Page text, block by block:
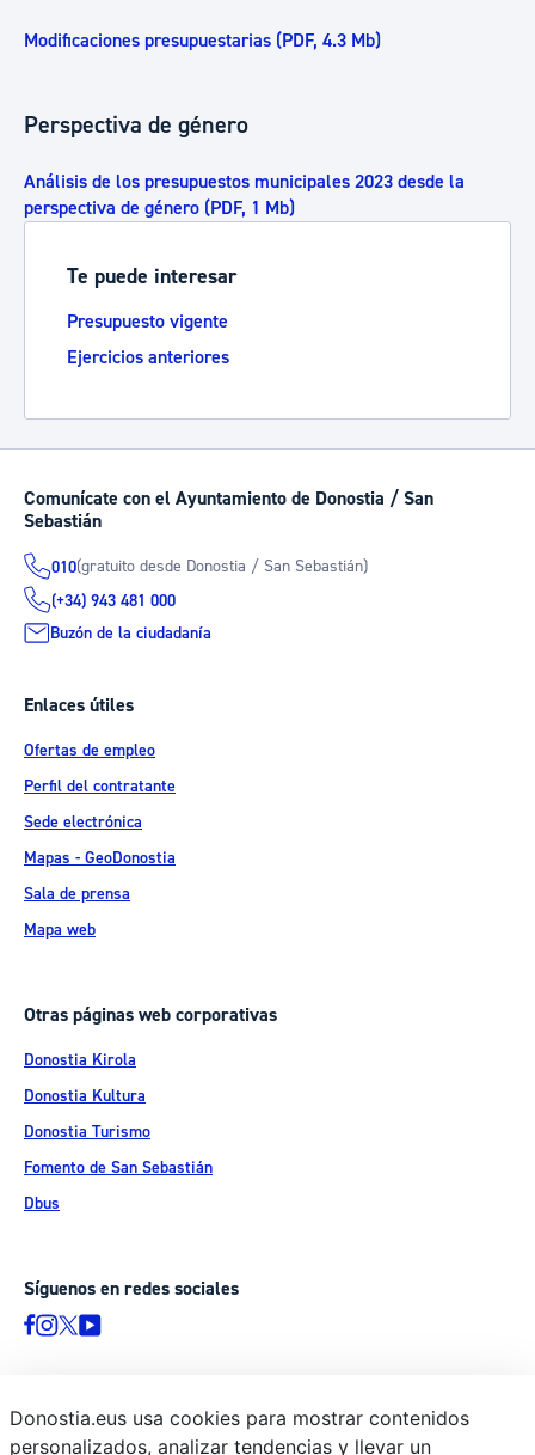
Modificaciones presupuestarias (PDF, 4.3 Mb)
Perspectiva de género
Análisis de los presupuestos municipales 2023 desde la
perspectiva de género (PDF, 1 Mb)
Te puede interesar
Presupuesto vigente
Ejercicios anteriores
Comunícate con el Ayuntamiento de Donostia / San
Sebastián
010(gratuito desde Donostia / San Sebastián)
(+34) 943 481 000
Buzón de la ciudadanía
Enlaces útiles
Ofertas de empleo
Perfil del contratante
Sede electrónica
Mapas - GeoDonostia
Sala de prensa
Mapa web
Otras páginas web corporativas
Donostia Kirola
Donostia Kultura
Donostia Turismo
Fomento de San Sebastián
Dbus
Síguenos en redes sociales
© Donostiako Udala - Ayuntamiento de Donostia / San Sebastián
Donostia.eus usa cookies para mostrar contenidos
personalizados, analizar tendencias y llevar un